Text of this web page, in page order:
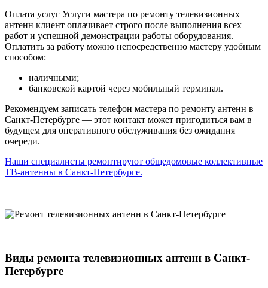
Оплата услуг Услуги мастера по ремонту телевизионных
антенн клиент оплачивает строго после выполнения всех
работ и успешной демонстрации работы оборудования.
Оплатить за работу можно непосредственно мастеру удобным
способом:
наличными;
банковской картой через мобильный терминал.
Рекомендуем записать телефон мастера по ремонту антенн в
Санкт-Петербурге — этот контакт может пригодиться вам в
будущем для оперативного обслуживания без ожидания
очереди.
Наши специалисты ремонтируют общедомовые коллективные
ТВ-антенны в Санкт-Петербурге.
Виды ремонта телевизионных антенн в Санкт-
Петербурге